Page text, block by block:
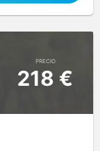
PRECIO
218 €